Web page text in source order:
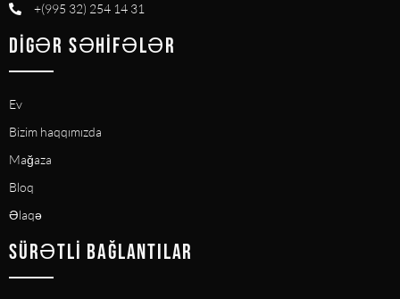
+(995 32) 254 14 31
DIGƏR SƏHIFƏLƏR
Ev
Bizim haqqımızda
Mağaza
Bloq
Əlaqə
SÜRƏTLI BAĞLANTILAR